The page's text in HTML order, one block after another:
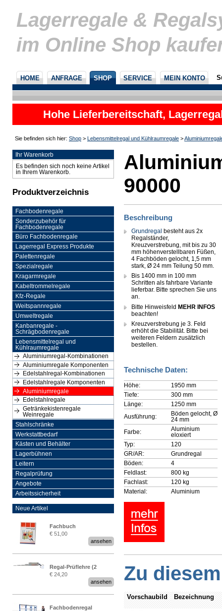
Lagerregale &
im Online Shop
HOME ANFRAGE SHOP SERVICE MEIN KONTO
Hohe Lieferbereitschaft,
nicht
Sie befinden sich hier: Shop > Lebensmittelregal und Kühlraumregale >
Ihr Warenkorb
Es befinden sich noch keine Artikel
in Ihrem Warenkorb.
Produktverzeichnis
Fachbodenregale
Sonderzubehör für
Fachbodenregale
Büro Fachbodenregale
Lagerregal Express Produkte
Palettenregale
Spezialregale
Kragarmregale
Kabeltrommelregale
Kfz-Regale
Weitspannregale
Umweltregale
Kanbanregale -
Schrägbodenregale
Lebensmittelregal und
Kühlraumregale
Aluminiumregal-Kombinationen
Aluminiumregale Komponenten
Edelstahlregal-Kombinationen
Edelstahlregale Komponenten
Aluminiumregale
Edelstahlregale
Getränkekistenregale
Weinregale
Stahlschränke
Werkstattbedarf
Kästen und Behälter
Lagerbühnen
Leitern
Regalprüfung
Angebote
Arbeitssicherheit
Neue Artikel
Fachbuch
„Regalprüfung nach DIN
€ 51,00
ansehen
Regal-Prüflehre (2
Stück)
€ 24,20
ansehen
Fachbodenregal
90000
Beschreibung
Grundregal besteht aus 2x
Regalständer,
Kreuzverstrebung, mit bis zu 30
mm höhenverstellbaren Füßen,
4 Fachböden gelocht, 1,5 mm
stark, Ø 24 mm Teilung 50 mm.
Bis 1400 mm in 100 mm
Schritten als fahrbare Variante
lieferbar. Bitte sprechen Sie uns
an.
Bitte Hinweisfeld MEHR INFOS
beachten!
Kreuzverstrebung je 3. Feld
erhöht die Stabilität. Bitte bei
weiteren Feldern zusätzlich
bestellen.
Technische Daten:
Höhe:
1950 mm
Tiefe:
300 mm
Länge:
1250 mm
Ausführung:
Böden gelocht, Ø
24 mm
Farbe:
Aluminium
eloxiert
Typ:
120
GR/AR:
Grundregal
Böden:
4
Feldlast:
800 kg
Fachlast:
120 kg
Material:
Aluminium
Zu
Vorschaubild Bezeichnung